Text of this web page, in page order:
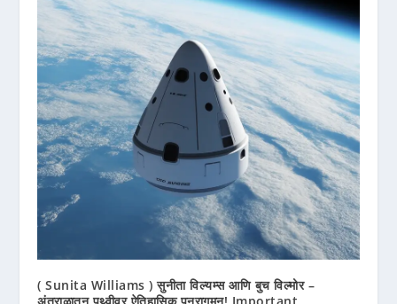
( Sunita Williams ) सुनीता विल्यम्स आणि बुच विल्मोर –
अंतराळातून पृथ्वीवर ऐतिहासिक पुनरागमन! Important